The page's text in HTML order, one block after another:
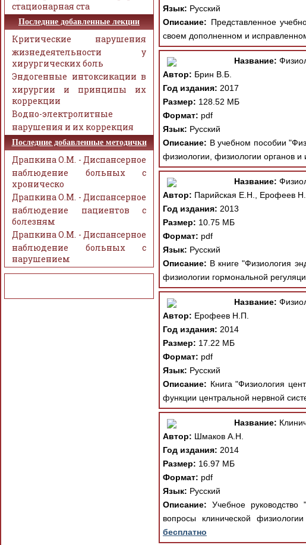
Язык: Русский
Описание: Представленное
своем дополненном и
Название:
Автор: Брин В.Б.
Год издания: 2017
Размер: 128.52 МБ
Формат: pdf
Язык: Русский
Описание: В учебном пособии
физиологии, физиологии органов и
Название:
Автор: Парийская Е.Н., Ерофеев
Год издания: 2013
Размер: 10.75 МБ
Формат: pdf
Язык: Русский
Описание: В книге "Физиология
физиологии гормональной
Название:
Автор: Ерофеев Н.П.
Год издания: 2014
Размер: 17.22 МБ
Формат: pdf
Язык: Русский
Описание: Книга "Физиология
функции центральной нервной
Название:
Автор: Шмаков А.Н.
Год издания: 2014
Размер: 16.97 МБ
Формат: pdf
Язык: Русский
Описание: Учебное
вопросы клинической
бесплатно
стационарная ста
Последние добавленные лекции
Критические нарушения
жизнедеятельности у
хирургических боль
Эндогенные интоксикации в
хирургии и принципы их
коррекции
Водно-электролитные
нарушения и их коррекция
Последние добавленные методички
Драпкина О.М. - Диспансерное
наблюдение больных с
хроническо
Драпкина О.М. - Диспансерное
наблюдение пациентов с
болезням
Драпкина О.М. - Диспансерное
наблюдение больных с
нарушением